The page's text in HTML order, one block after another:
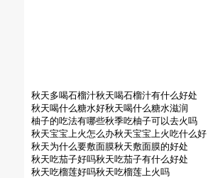
秋天多喝石榴汁秋天喝石榴汁有什么好处
秋天喝什么糖水好秋天喝什么糖水滋润
柚子的吃法有哪些秋季吃柚子可以去火吗
秋天宝宝上火怎么办秋天宝宝上火吃什么好
秋天为什么要敷面膜秋天敷面膜的好处
秋天吃茄子好吗秋天吃茄子有什么好处
秋天吃榴莲好吗秋天吃榴莲上火吗